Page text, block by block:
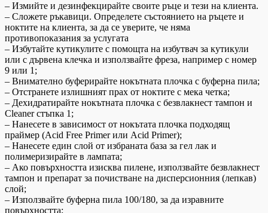
– Измийте и дезинфекцирайте своите ръце и тези на клиента.
– Сложете ръкавици. Определете състоянието на ръцете и
ноктите на клиента, за да се уверите, че няма
противопоказания за услугата
– Избутайте кутикулите с помощта на избутвач за кутикули
или с дървена клечка и използвайте фреза, например с номер
9 или 1;
– Внимателно буферирайте нокътната плочка с буферна пила;
– Отстранете излишният прах от ноктите с мека четка;
– Дехидратирайте нокътната плочка с безвлакнест тампон и
Cleaner стъпка 1;
– Нанесете в зависимост от нокътата плочка подходящ
праймер (Acid Free Primer или Acid Primer);
– Нанесете един слой от избраната база за гел лак и
полимеризирайте в лампата;
– Ако повърхността изисква пилене, използвайте безвлакнест
тампон и препарат за почистване на дисперсионния (лепкав)
слой;
– Използвайте буферна пила 100/180, за да изравните
повърхността;